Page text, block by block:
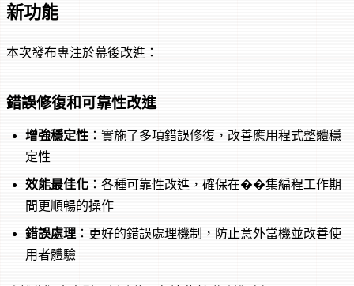
新功能
本次發布專注於幕後改進：
錯誤修復和可靠性改進
增強穩定性 ：實施了多項錯誤修復，改善應用程式整體穩
定性
效能最佳化 ：各種可靠性改進，確保在��集編程工作期
間更順暢的操作
錯誤處理 ：更好的錯誤處理機制，防止意外當機並改善使
用者體驗